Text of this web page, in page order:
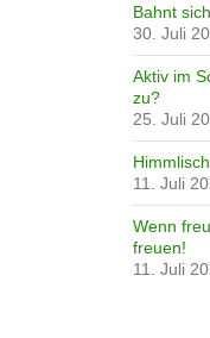
Bahnt
30. Juli
Aktiv im
zu?
25. Juli
11. Juli
Wenn
freuen!
11. Juli